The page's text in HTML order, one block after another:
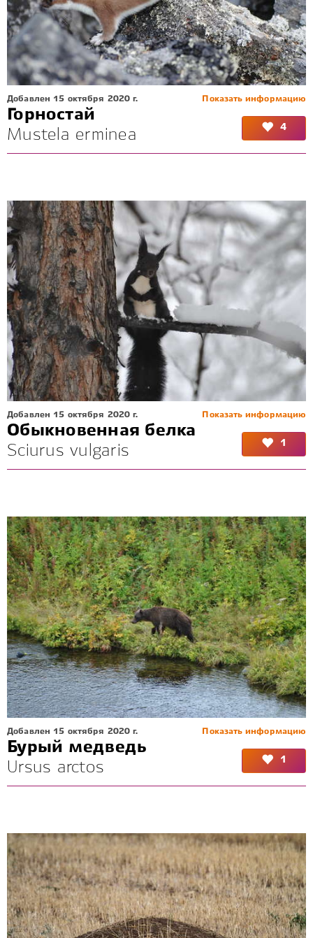
Показать информацию
Добавлен 15 октября 2020 г.
Горностай
Mustela erminea
4
Показать информацию
Добавлен 15 октября 2020 г.
Обыкновенная белка
Sciurus vulgaris
1
Показать информацию
Добавлен 15 октября 2020 г.
Бурый медведь
Ursus arctos
1